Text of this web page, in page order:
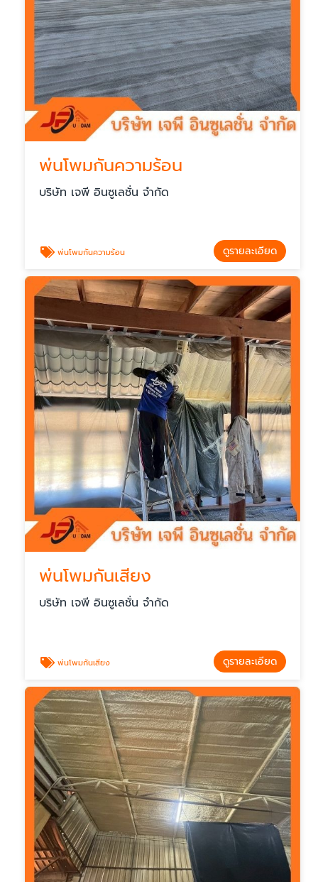
พ่นโพมกันความร้อน
บริษัท เจพี อินซูเลชั่น จำกัด
พ่นโพมกันความร้อน ดูรายละเอียด
พ่นโพมกันเสียง
บริษัท เจพี อินซูเลชั่น จำกัด
พ่นโพมกันเสียง ดูรายละเอียด